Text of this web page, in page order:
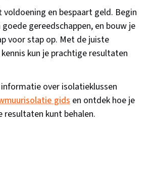
voldoening en bespaart geld. Begin
gereedschappen, en bouw je
voor stap op. Met de juiste
kun je prachtige resultaten
over isolatieklussen
gidsen ontdek hoe je
resultaten kunt behalen.